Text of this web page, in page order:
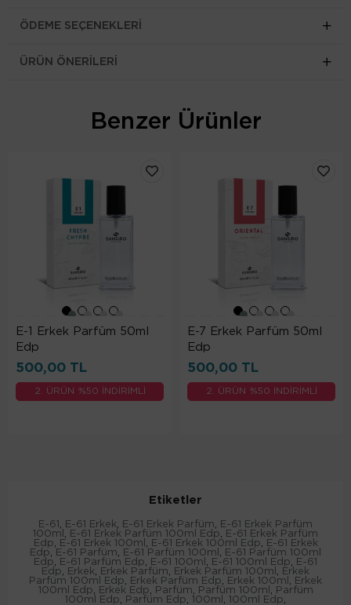
ÖDEME SEÇENEKLERI
ÜRÜN ÖNERILERI
Benzer Ürünler
E-1 Erkek Parfüm 50ml
Edp
500,00 TL
2. ÜRÜN %50 İNDİRİMLİ
E-7 Erkek Parfüm 50ml
Edp
500,00 TL
2. ÜRÜN %50 İNDİRİMLİ
Etiketler
E-61 E-61 Erkek E-61 Erkek Parfüm
E-61 Erkek Parfüm
100ml
E-61 Erkek Parfüm 100ml Edp
E-61 Erkek Parfüm
Edp
E-61 Erkek 100ml E-61 Erkek 100ml Edp
E-61 Erkek
Edp
E-61 Parfüm E-61 Parfüm 100ml
E-61 Parfüm 100ml
Edp
E-61 Parfüm Edp E-61 100ml E-61 100ml Edp
E-61
Edp
Erkek Erkek Parfüm Erkek Parfüm 100ml
Erkek
Parfüm 100ml Edp
Erkek Parfüm Edp Erkek 100ml
Erkek
100ml Edp
Erkek Edp Parfüm Parfüm 100ml
Parfüm
100ml Edp
Parfüm Edp 100ml 100ml Edp